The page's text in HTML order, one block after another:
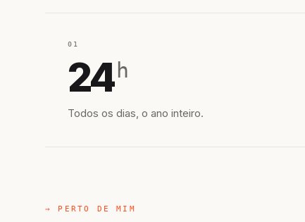
01
24 h
Todos os dias, o ano inteiro.
→ PERTO DE MIM